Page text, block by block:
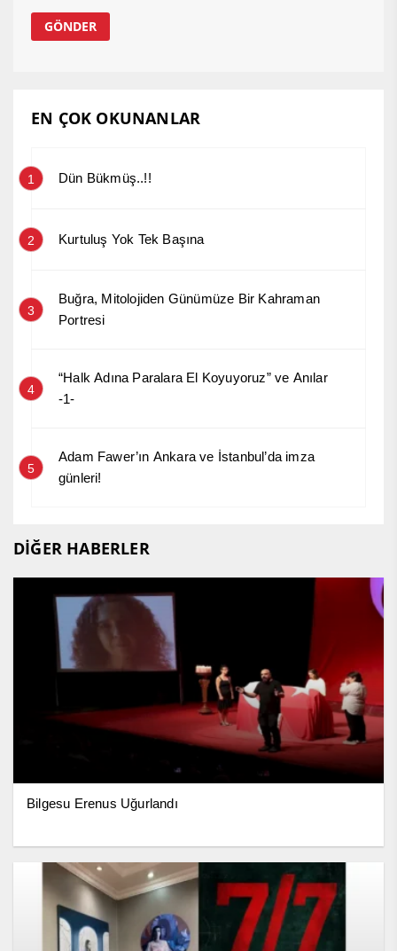
EN ÇOK OKUNANLAR
1 Dün Bükmüş..!!
2 Kurtuluş Yok Tek Başına
3
Buğra, Mitolojiden Günümüze Bir Kahraman
Portresi
4
“Halk Adına Paralara El Koyuyoruz” ve Anılar
-1-
5
Adam Fawer’ın Ankara ve İstanbul’da imza
günleri!
DİĞER HABERLER
Bilgesu Erenus Uğurlandı